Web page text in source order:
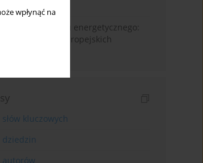
wpłynąć na
do kryzysu energetycznego:
ubóstwa w europejskich
słów kluczowych
dziedzin
autorów